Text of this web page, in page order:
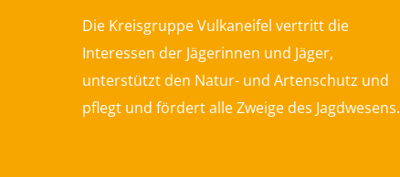
Die Kreisgruppe Vulkaneifel vertritt die
Interessen der Jägerinnen und Jäger,
unterstützt den Natur- und Artenschutz und
pflegt und fördert alle Zweige des Jagdwesens.